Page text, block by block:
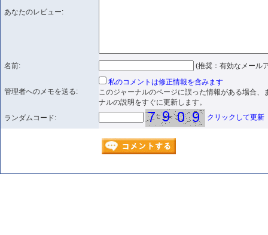
あなたのレビュー:
名前: (推奨：有効なメール
管理者へのメモを送る:
私のコメントは修正情報を含みます
このジャーナルのページに誤った情報がある場合
ナルの説明をすぐに更新します。
ランダムコード:
クリックして更新